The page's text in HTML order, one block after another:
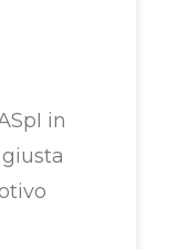
in